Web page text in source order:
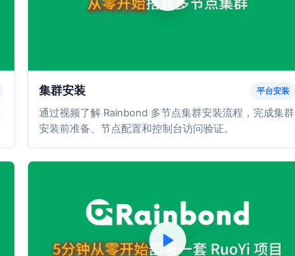
集群安装 平台安装
通过视频了解 Rainbond 多节点集群安装流程，完成集群
安装前准备、节点配置和控制台访问验证。